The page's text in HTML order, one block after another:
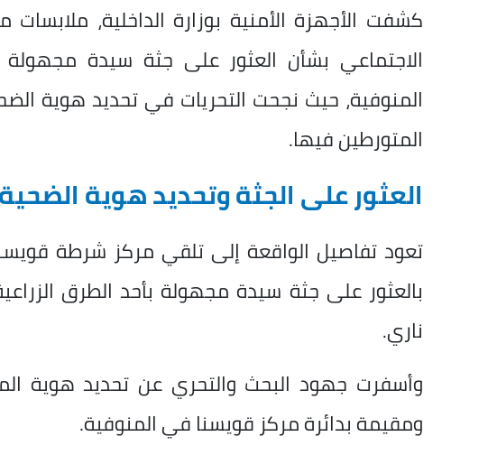
كشفت الأجهزة الأمنية بوزارة الداخلية،
الاجتماعي بشأن العثور على جثة سيدة
المنوفية، حيث نجحت التحريات في تحديد هوية
المتورطين فيها.
العثور على الجثة وتحديد هوية الضحية
بالعثور على جثة سيدة مجهولة بأحد الطرق
ناري.
وأسفرت جهود البحث والتحري عن تحديد هوية
ومقيمة بدائرة مركز قويسنا في المنوفية.